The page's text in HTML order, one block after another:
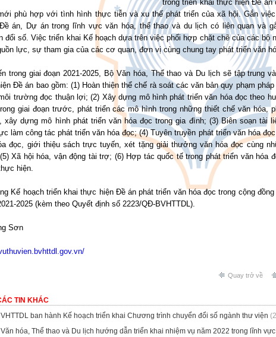
trong triển khai thực hiện Đề án
phù hợp với tình hình thực tiễn và xu thế phát triển của xã hội. Gắn
án, Dự án trong lĩnh vực văn hóa, thể thao và du lịch có liên quan và
đổi số. Việc triển khai Kế hoạch dựa trên việc phối hợp chặt chẽ của các bộ
lực, sự tham gia của các cơ quan, đơn vị cùng chung tay phát triển văn
trong giai đoạn 2021-2025, Bộ Văn hóa, Thể thao và Du lịch sẽ tập trung
Đề án bao gồm: (1) Hoàn thiện thể chế rà soát các văn bản quy phạm
trường đọc thuận lợi; (2) Xây dựng mô hình phát triển văn hóa đọc theo
giai đoạn trước, phát triển các mô hình trong những thiết chế văn hóa,
xây dựng mô hình phát triển văn hóa đọc trong gia đình; (3) Biên soạn tài
làm công tác phát triển văn hóa đọc; (4) Tuyên truyền phát triển văn hóa
đọc, giới thiệu sách trực tuyến, xét tặng giải thưởng văn hóa đọc cùng
Xã hội hóa, vận động tài trợ; (6) Hợp tác quốc tế trong phát triển văn hóa
hiện.
Kế hoạch triển khai thực hiện Đề án phát triển văn hóa đọc trong cộng
2025 (kèm theo Quyết định số 2223/QĐ-BVHTTDL).
Sơn
Quay trở về
TIN KHÁC
ban hành Kế hoạch triển khai Chương trình chuyển đổi số ngành thư viện
hóa, Thể thao và Du lịch hướng dẫn triển khai nhiệm vụ năm 2022 trong lĩnh